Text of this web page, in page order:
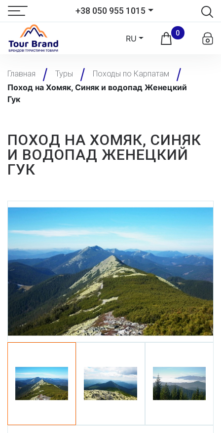
+38 050 955 1015
RU
0
Главная Туры Походы по Карпатам
Поход на Хомяк, Синяк и водопад Женецкий
Гук
ПОХОД НА ХОМЯК, СИНЯК
И ВОДОПАД ЖЕНЕЦКИЙ
ГУК